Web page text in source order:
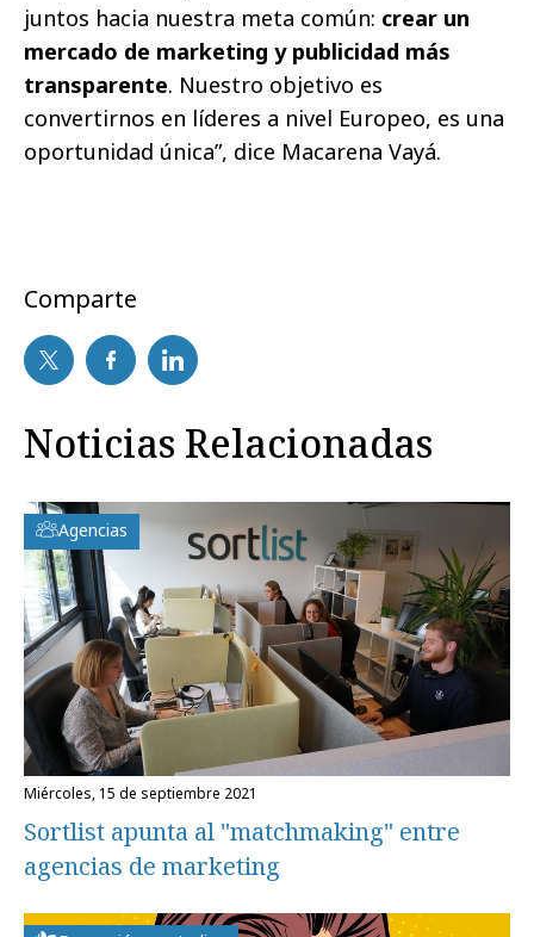
juntos hacia nuestra meta común: crear un
mercado de marketing y publicidad más
transparente. Nuestro objetivo es
convertirnos en líderes a nivel Europeo, es una
oportunidad única”, dice Macarena Vayá.
Comparte
Noticias Relacionadas
Agencias
miércoles, 15 de septiembre 2021
Sortlist apunta al "matchmaking" entre
agencias de marketing